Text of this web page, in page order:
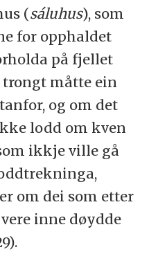
(sáluhus), som
for opphaldet
på fjellet
måtte ein
og om det
lodd om kven
ikkje ville gå
om dei som etter
inne døydde